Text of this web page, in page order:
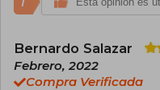
Bernardo Salazar
Febrero, 2022
Compra Verificada